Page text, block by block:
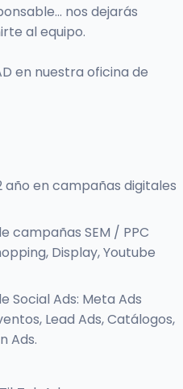
nos dejarás
al equipo.
en nuestra oficina de
año en campañas digitales
campañas SEM / PPC
Display, Youtube
Social Ads: Meta Ads
Lead Ads, Catálogos,
Ads.